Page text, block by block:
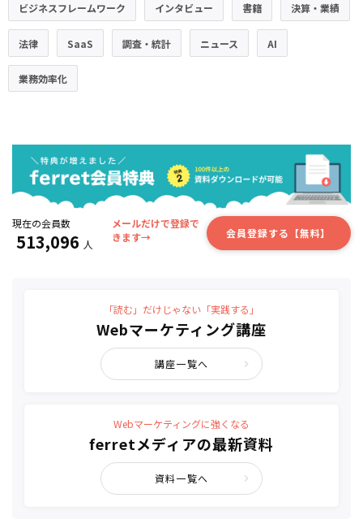
ビジネスフレームワーク インタビュー 書籍 決算・業績
法律 SaaS 調査・統計 ニュース AI
業務効率化
現在の会員数
513,096 人
メールだけで登録で
きます→
会員登録する【無料】
「読む」だけじゃない「実践する」
Webマーケティング講座
講座一覧へ
Webマーケティングに強くなる
ferretメディアの最新資料
資料一覧へ